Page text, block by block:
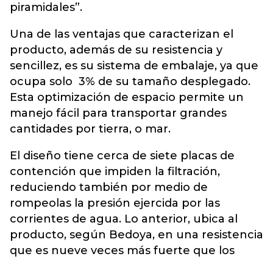
piramidales”.
Una de las ventajas que caracterizan el
producto, además de su resistencia y
sencillez, es su sistema de embalaje, ya que
ocupa solo 3% de su tamaño desplegado.
Esta optimización de espacio permite un
manejo fácil para transportar grandes
cantidades por tierra, o mar.
El diseño tiene cerca de siete placas de
contención que impiden la filtración,
reduciendo también por medio de
rompeolas la presión ejercida por las
corrientes de agua. Lo anterior, ubica al
producto, según Bedoya, en una resistencia
que es nueve veces más fuerte que los